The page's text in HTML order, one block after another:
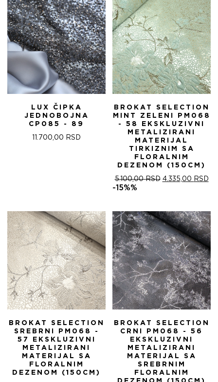
LUX ČIPKA
JEDNOBOJNA
CP085 - 89
11.700,00 RSD
BROKAT SELECTION
MINT ZELENI PM068
- 58 EKSKLUZIVNI
METALIZIRANI
MATERIJAL
TIRKIZNIM SA
FLORALNIM
DEZENOM (150CM)
5.100,00RSD ОРИГИНАЛНА
5.100,00 RSD.
4.335,00 RSD
-15%%
BROKAT SELECTION
SREBRNI PM068 -
57 EKSKLUZIVNI
METALIZIRANI
MATERIJAL SA
FLORALNIM
DEZENOM (150CM)
BROKAT SELECTION
CRNI PM068 - 56
EKSKLUZIVNI
METALIZIRANI
MATERIJAL SA
SREBRNIM
FLORALNIM